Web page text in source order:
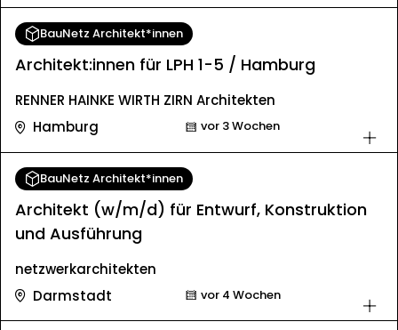
BauNetz Architekt*innen
Architekt:innen für LPH 1-5 / Hamburg
RENNER HAINKE WIRTH ZIRN Architekten
Hamburg
vor 3 Wochen
BauNetz Architekt*innen
Architekt (w/m/d) für Entwurf, Konstruktion
und Ausführung
netzwerkarchitekten
Darmstadt
vor 4 Wochen